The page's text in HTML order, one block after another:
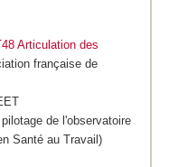
Articulation des
française de
de l'observatoire
Santé au Travail)